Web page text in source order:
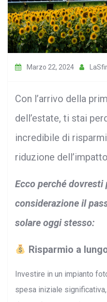
Marzo 22, 2024
Con l’arrivo della
dell’estate, ti stai
incredibile di
riduzione
Ecco perché dovresti
considerazione il
solare oggi stesso:
Risparmio a
Investire in un impianto
spesa iniziale